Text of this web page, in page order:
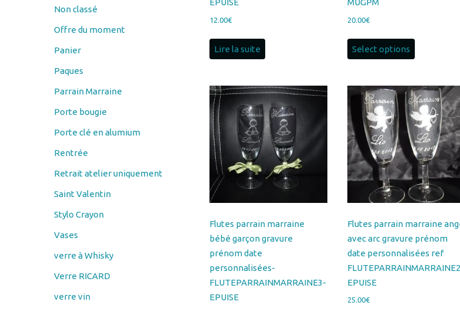
Flutes parrain marraine
bébé garçon gravure
prénom date
personnalisées-
FLUTEPARRAINMARRAINE3-
25.00€
Flutes parrain marraine ange
avec arc gravure prénom
date personnalisées ref
FLUTEPARRAINMARRAINE2-
EPUISE
25.00€
Panier
Paques
Parrain Marraine
Porte bougie
Porte clé en alumium
Rentrée
Retrait atelier uniquement
Saint Valentin
Stylo Crayon
Vases
verre à Whisky
Verre RICARD
verre vin
Verres à bière
Verre paix dieu